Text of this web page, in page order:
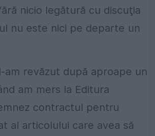
nicio legătură cu discuţia
nu este nici pe departe un
am revăzut după aproape un
am mers la Editura
contractul pentru
al articolului care avea să